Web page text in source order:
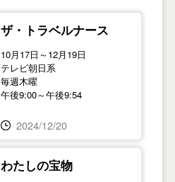
ザ・トラベルナース
10月17日～12月19日
テレビ朝日系
毎週木曜
午後9:00～午後9:54
2024/12/20
わたしの宝物